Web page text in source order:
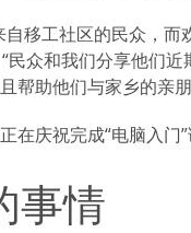
移工社区的民众，
民众和我们分享他们
帮助他们与家乡的亲
事情